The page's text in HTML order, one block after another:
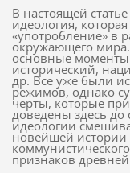
В настоящей
идеология,
«употробление» в
окружающего мира.
основные моменты
исторический,
др. Все уже были
режимов, однако
черты, которые
доведены здесь до
идеологии
новейшей истории
признаков